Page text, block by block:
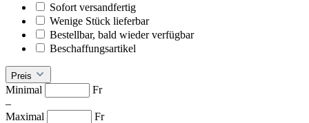
Sofort versandfertig
Wenige Stück lieferbar
Bestellbar, bald wieder verfügbar
Beschaffungsartikel
Preis
Minimal
Fr
–
Maximal
Fr